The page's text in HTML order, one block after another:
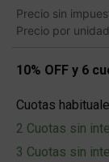
Precio sin
Precio por
10% OFF y 6
Cuotas
2 Cuotas sin
3 Cuotas sin